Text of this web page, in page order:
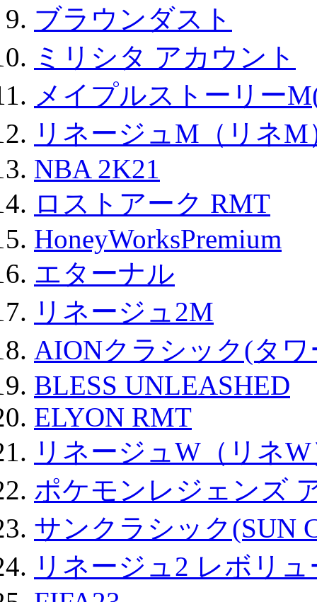
ブラウンダスト
ミリシタ アカウント
メイプルストーリー
リネージュM（リネM
NBA 2K21
ロストアーク RMT
HoneyWorksPremium
エターナル
リネージュ2M
AIONクラシック(タ
BLESS UNLEASHED
ELYON RMT
リネージュW（リネ
ポケモンレジェンズ
サンクラシック(SUN
リネージュ2 レボリ